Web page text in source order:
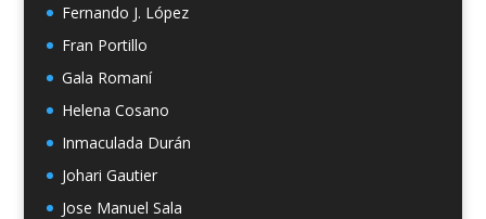
Fernando J. López
Fran Portillo
Gala Romaní
Helena Cosano
Inmaculada Durán
Johari Gautier
Jose Manuel Sala